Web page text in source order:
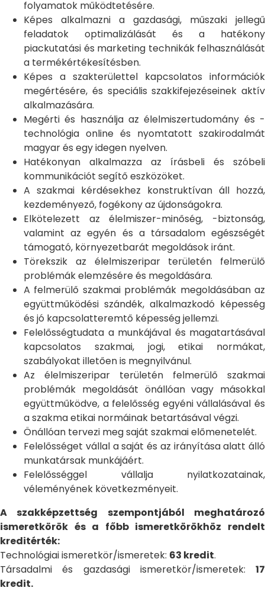
folyamatok működtetésére.
Képes alkalmazni a gazdasági, műszaki jellegű
feladatok optimalizálását és a hatékony
piackutatási és marketing technikák felhasználását
a termékértékesítésben.
Képes a szakterülettel kapcsolatos információk
megértésére, és speciális szakkifejezéseinek aktív
alkalmazására.
Megérti és használja az élelmiszertudomány és -
technológia online és nyomtatott szakirodalmát
magyar és egy idegen nyelven.
Hatékonyan alkalmazza az írásbeli és szóbeli
kommunikációt segítő eszközöket.
A szakmai kérdésekhez konstruktívan áll hozzá,
kezdeményező, fogékony az újdonságokra.
Elkötelezett az élelmiszer-minőség, -biztonság,
valamint az egyén és a társadalom egészségét
támogató, környezetbarát megoldások iránt.
Törekszik az élelmiszeripar területén felmerülő
problémák elemzésére és megoldására.
A felmerülő szakmai problémák megoldásában az
együttműködési szándék, alkalmazkodó képesség
és jó kapcsolatteremtő képesség jellemzi.
Felelősségtudata a munkájával és magatartásával
kapcsolatos szakmai, jogi, etikai normákat,
szabályokat illetően is megnyilvánul.
Az élelmiszeripar területén felmerülő szakmai
problémák megoldását önállóan vagy másokkal
együttműködve, a felelősség egyéni vállalásával és
a szakma etikai normáinak betartásával végzi.
Önállóan tervezi meg saját szakmai előmenetelét.
Felelősséget vállal a saját és az irányítása alatt álló
munkatársak munkájáért.
Felelősséggel vállalja nyilatkozatainak,
véleményének következményeit.
A szakképzettség szempontjából meghatározó
ismeretkörök és a főbb ismeretkörökhöz rendelt
kreditérték:
Technológiai ismeretkör/ismeretek: 63 kredit.
Társadalmi és gazdasági ismeretkör/ismeretek: 17
kredit.